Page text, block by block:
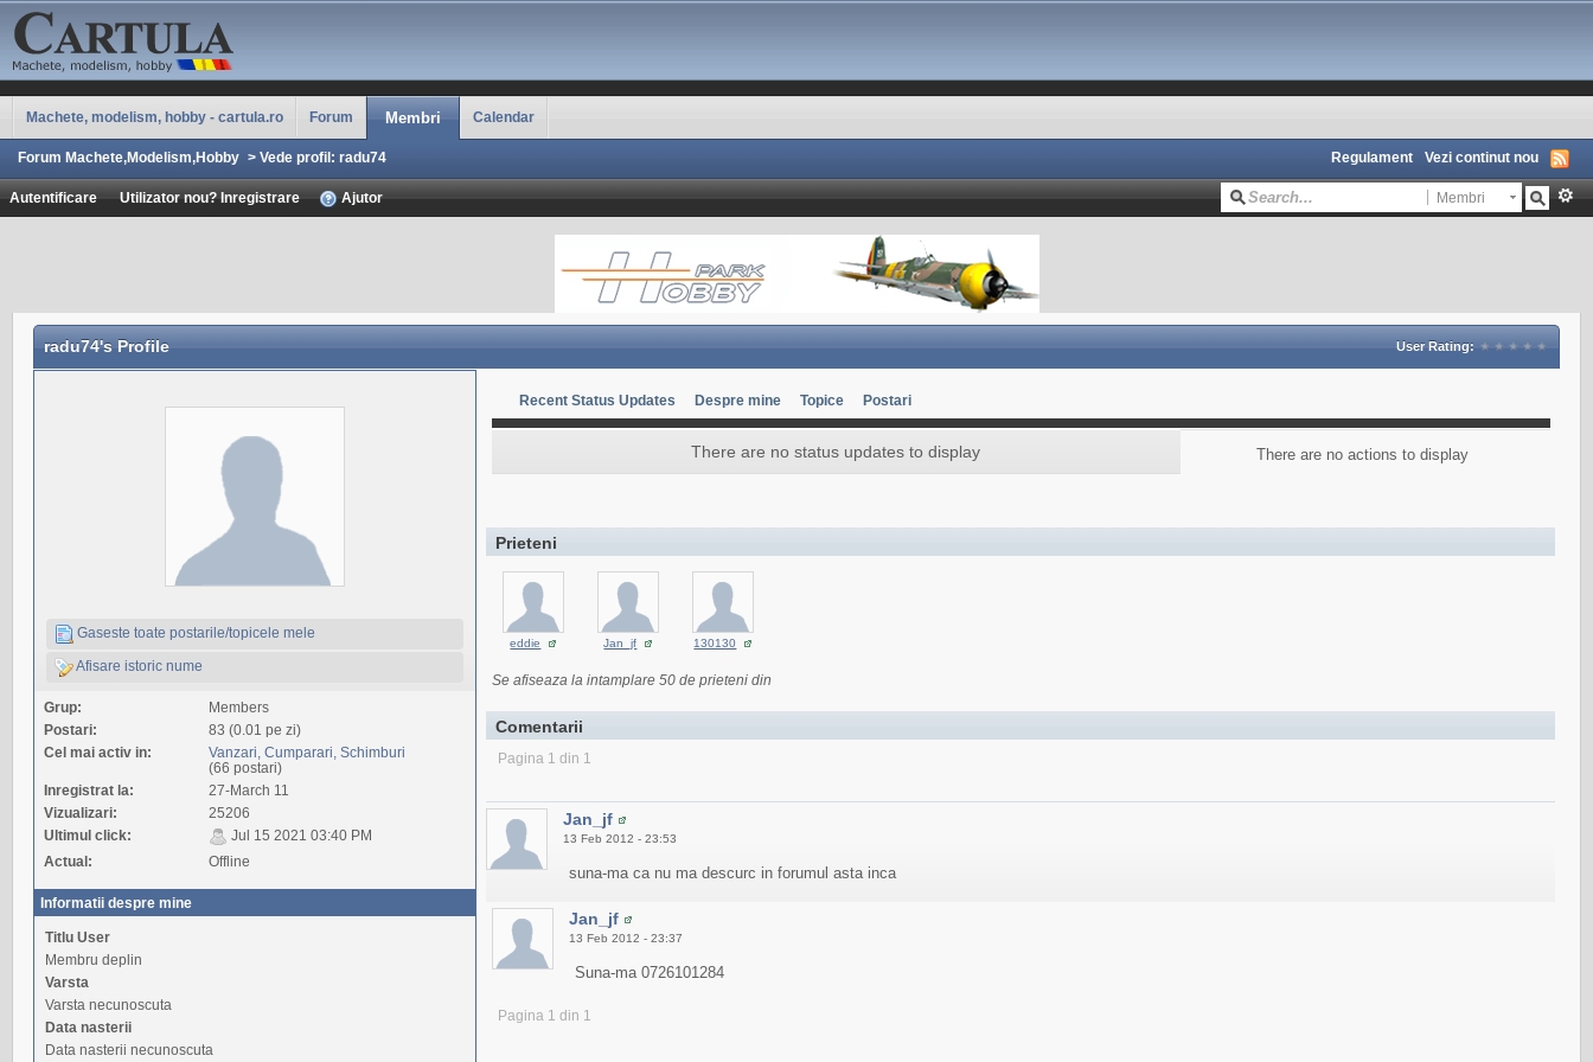
Machete, modelism, hobby - cartula.ro Forum Membri Calendar
Forum Machete,Modelism,Hobby > Vede profil: radu74 Regulament Vezi continut nou
Autentificare Utilizator nou? Inregistrare Ajutor Membri
radu74's Profile User Rating:
Gaseste toate postarile/topicele mele
Afisare istoric nume
Grup:
Members
Postari:
83 (0.01 pe zi)
Cel mai activ in:
Vanzari, Cumparari, Schimburi
(66 postari)
Inregistrat la:
27-March 11
Vizualizari:
25206
Ultimul click:
Jul 15 2021 03:40 PM
Actual:
Offline
Informatii despre mine
Titlu User
Membru deplin
Varsta
Varsta necunoscuta
Data nasterii
Data nasterii necunoscuta
Recent Status Updates Despre mine Topice Postari
There are no status updates to display There are no actions to display
Prieteni
eddie Jan_jf 130130
Se afiseaza la intamplare 50 de prieteni din
Comentarii
Pagina 1 din 1
Jan_jf
13 Feb 2012 - 23:53
suna-ma ca nu ma descurc in forumul asta inca
Jan_jf
13 Feb 2012 - 23:37
Suna-ma 0726101284
Pagina 1 din 1